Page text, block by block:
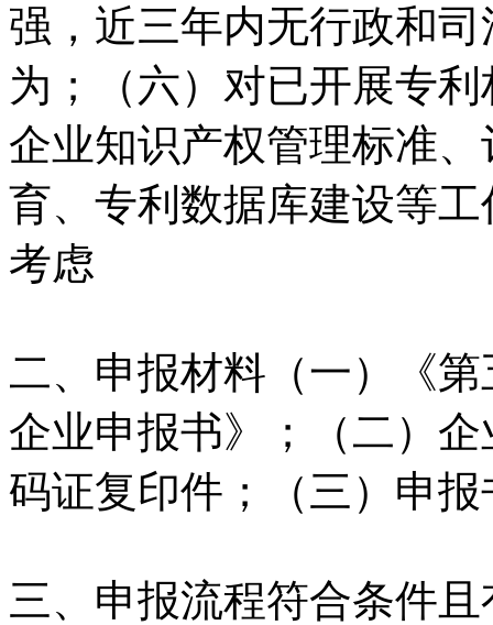
强，近三年内无行政和
为；（六）对已开展专
企业知识产权管理标准
育、专利数据库建设等
考虑
二、申报材料（一）《
企业申报书》；（二）
码证复印件；（三）申
三、申报流程符合条件